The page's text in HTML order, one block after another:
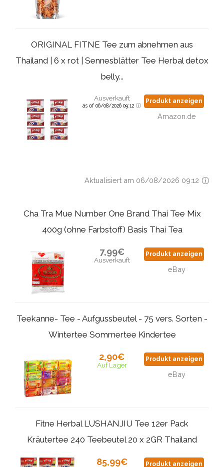
ORIGINAL FITNE Tee zum abnehmen aus
Thailand | 6 x rot | Sennesblätter Tee Herbal detox
belly...
Ausverkauft
as of 06/08/2026 09:12
Produkt anzeigen
Amazon.de
Aktualisiert am 06/08/2026 09:12
Cha Tra Mue Number One Brand Thai Tee Mix
400g (ohne Farbstoff) Basis Thai Tea
7,99€
Ausverkauft
Produkt anzeigen
eBay
Teekanne- Tee - Aufgussbeutel - 75 vers. Sorten -
Wintertee Sommertee Kindertee
2,90€
Auf Lager
Produkt anzeigen
eBay
Fitne Herbal LUSHANJIU Tee 12er Pack
Kräutertee 240 Teebeutel 20 x 2GR Thailand
85,99€ Produkt anzeigen